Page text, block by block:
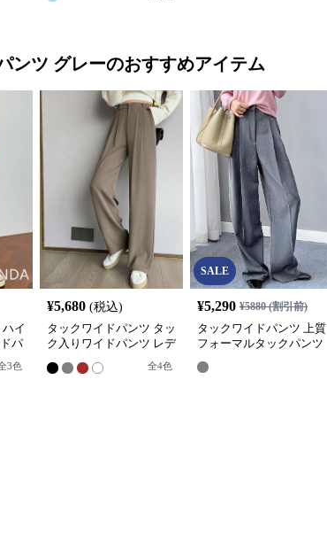
ンツ グレーのおすすめアイテム
イ
パ
3色
¥5,680 (税込)
タックワイドパンツ タッ
ク入りワイドパンツ レデ
全4色
SALE
¥5,290 ¥5880(割引前)
タックワイドパンツ 上質
フォーマルタックパンツ